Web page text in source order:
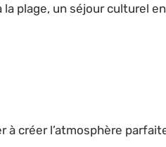
plage, un séjour culturel
créer l’atmosphère